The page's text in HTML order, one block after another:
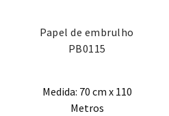
Papel de embrulho
PB0115
Medida: 70 cm x 110
Metros